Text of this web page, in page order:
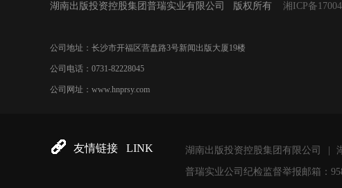
湖南出版投资控股集团普瑞实业有限公司 版权所有 湘ICP备
公司地址：长沙市开福区营盘路3号新闻出版大厦19楼
公司电话：0731-82228045
公司网址：www.hnprsy.com
友情链接 LINK 湖南出版投资控股集团有限公司
普瑞实业公司纪检监督举报邮箱：